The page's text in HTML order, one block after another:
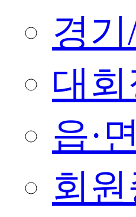
경
대
읍·
회